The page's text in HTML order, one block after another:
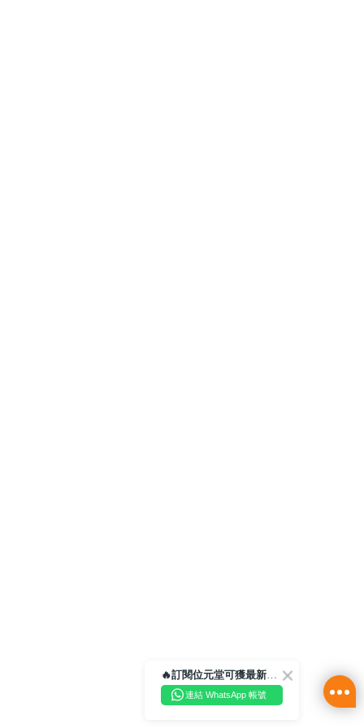
🔥訂閱位元堂可獲最新優惠及活動資訊🔥
連結 WhatsApp 帳號